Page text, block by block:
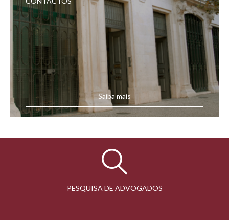
Saiba mais
PESQUISA DE ADVOGADOS